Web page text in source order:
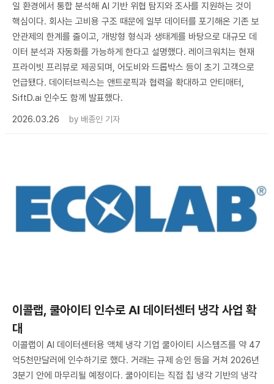
일 환경에서 통합 분석해 AI 기반 위협 탐지와 조사를 지원하는 것이
핵심이다. 회사는 고비용 구조 때문에 일부 데이터를 포기해온 기존 보
안관제의 한계를 줄이고, 개방형 형식과 생태계를 바탕으로 대규모 데
이터 분석과 자동화를 가능하게 한다고 설명했다. 레이크워치는 현재
프라이빗 프리뷰로 제공되며, 어도비와 드롭박스 등이 초기 고객으로
언급됐다. 데이터브릭스는 앤트로픽과 협력을 확대하고 안티매터,
SiftD.ai 인수도 함께 발표했다.
2026.03.26
by 배종인 기자
이콜랩, 쿨아이티 인수로 AI 데이터센터 냉각 사업 확
대
이콜랩이 AI 데이터센터용 액체 냉각 기업 쿨아이티 시스템즈를 약 47
억5천만달러에 인수하기로 했다. 거래는 규제 승인 등을 거쳐 2026년
3분기 안에 마무리될 예정이다. 쿨아이티는 직접 칩 냉각 기반의 냉각